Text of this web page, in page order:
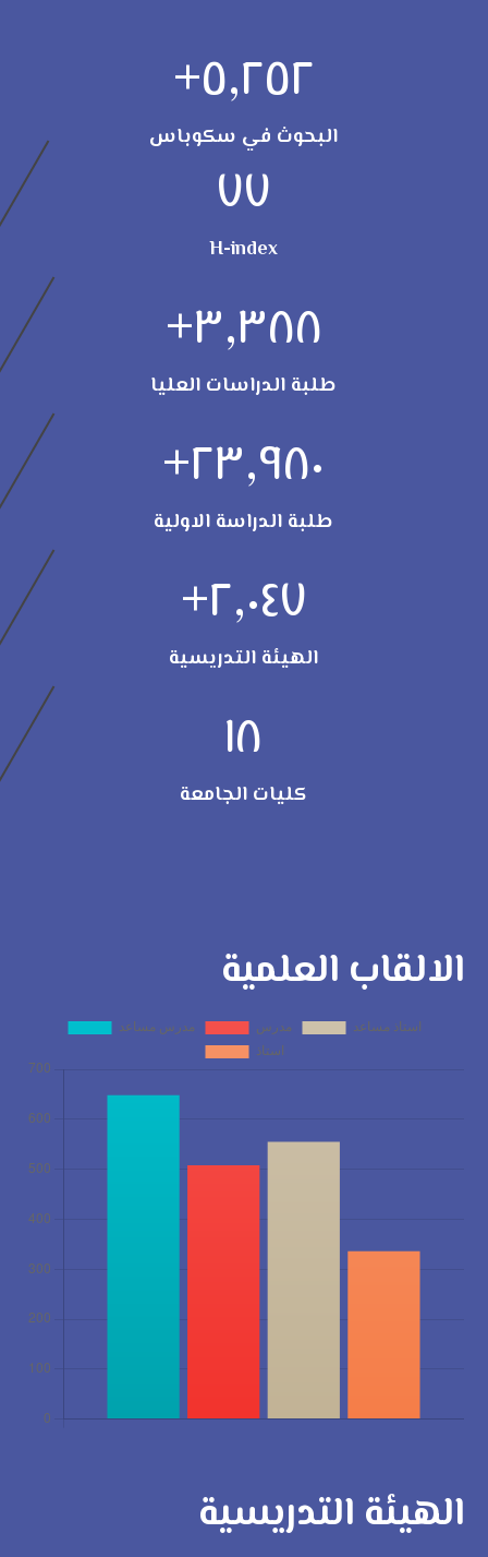
٥,٢٥٢+
البحوث في سكوباس
٧٧
H-index
٣,٣٨٨+
طلبة الدراسات العليا
٢٣,٩٨٠+
طلبة الدراسة الاولية
٢,٠٤٧+
الهيئة التدريسية
١٨
كليات الجامعة
الالقاب العلمية
الهيئة التدريسية